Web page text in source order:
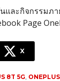
ละกิจกรรมภ
Page
X
8T 5G